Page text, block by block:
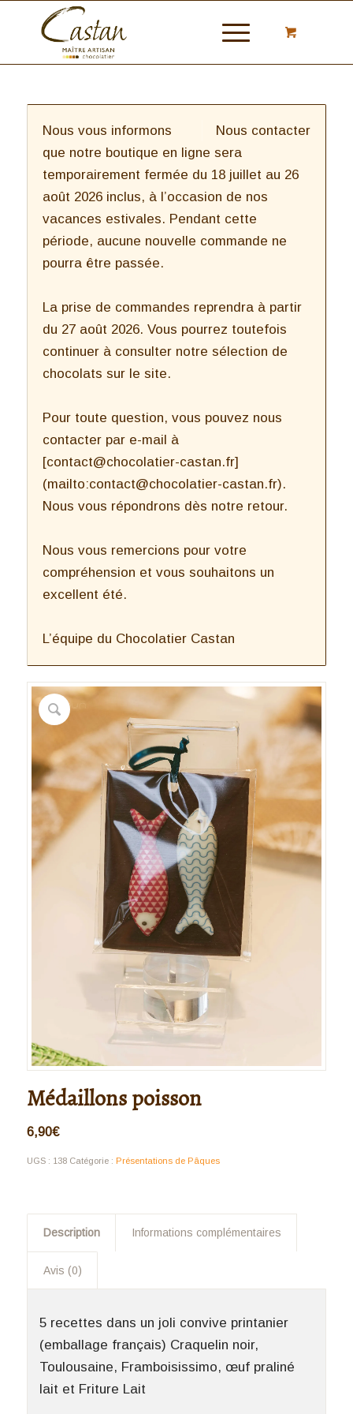
Nous contacter
Nous vous informons
que notre boutique en ligne sera
temporairement fermée du 18 juillet au 26
août 2026 inclus, à l’occasion de nos
vacances estivales. Pendant cette
période, aucune nouvelle commande ne
pourra être passée.
La prise de commandes reprendra à partir
du 27 août 2026. Vous pourrez toutefois
continuer à consulter notre sélection de
chocolats sur le site.
Pour toute question, vous pouvez nous
contacter par e-mail à
[contact@chocolatier-castan.fr]
(mailto:contact@chocolatier-castan.fr).
Nous vous répondrons dès notre retour.
Nous vous remercions pour votre
compréhension et vous souhaitons un
excellent été.
L’équipe du Chocolatier Castan
Médaillons poisson
6,90€
UGS : 138 Catégorie : Présentations de Pâques
Description Informations complémentaires
Avis (0)
5 recettes dans un joli convive printanier
(emballage français) Craquelin noir,
Toulousaine, Framboisissimo, œuf praliné
lait et Friture Lait